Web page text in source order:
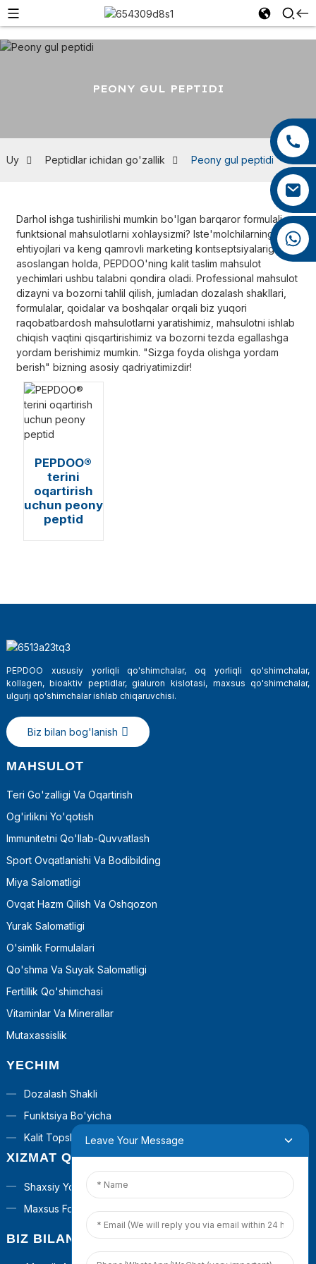
+86 13959222339
+86 0592 5599526
+86 18965423693
PEONY GUL PEPTIDI
Uy Peptidlar ichidan go'zallik Peony gul peptidi
Darhol ishga tushirilishi mumkin bo'lgan barqaror formulali
funktsional mahsulotlarni xohlaysizmi? Iste'molchilarning aniq
ehtiyojlari va keng qamrovli marketing kontseptsiyalariga
asoslangan holda, PEPDOO'ning kalit taslim mahsulot
yechimlari ushbu talabni qondira oladi. Professional mahsulot
dizayni va bozorni tahlil qilish, jumladan dozalash shakllari,
formulalar, qoidalar va boshqalar orqali biz yuqori
raqobatbardosh mahsulotlarni yaratishimiz, mahsulotni ishlab
chiqish vaqtini qisqartirishimiz va bozorni tezda egallashga
yordam berishimiz mumkin. "Sizga foyda olishga yordam
berish" bizning asosiy qadriyatimizdir!
PEPDOO®
terini
oqartirish
uchun peony
peptid
PEPDOO xususiy yorliqli qo'shimchalar, oq yorliqli qo'shimchalar,
kollagen, bioaktiv peptidlar, gialuron kislotasi, maxsus qo'shimchalar,
ulgurji qo'shimchalar ishlab chiqaruvchisi.
Biz bilan bog'lanish
MAHSULOT
Teri Go'zalligi Va Oqartirish
Og'irlikni Yo'qotish
Immunitetni Qo'llab-Quvvatlash
Sport Ovqatlanishi Va Bodibilding
Miya Salomatligi
Ovqat Hazm Qilish Va Oshqozon
Yurak Salomatligi
O'simlik Formulalari
Qo'shma Va Suyak Salomatligi
Fertillik Qo'shimchasi
Vitaminlar Va Minerallar
Mutaxassislik
YECHIM
Dozalash Shakli
Funktsiya Bo'yicha
Kalit Topshiriqli Yechimlar
XIZMAT QILING
Shaxsiy Yorliq
Maxsus Formula
BIZ BILAN BOG'LANISH
Leave Your Message